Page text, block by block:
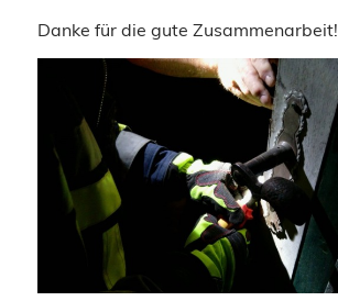
Danke für die gute Zusammenarbeit!